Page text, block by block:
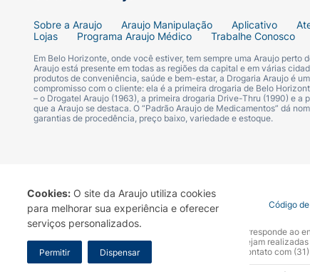
Cookies: O site da Araujo utiliza cookies
para melhorar sua experiência e oferecer
serviços personalizados.
Permitir Dispensar
Sobre a Araujo Araujo Manipulação Aplicativo
Lojas
Programa Araujo Médico Trabalhe Conosco
Em Belo Horizonte, onde você estiver, tem sempre uma Araujo
Araujo está presente em todas as regiões da capital e em várias
produtos de conveniência, saúde e bem-estar, a Drogaria Araujo é
compromisso com o cliente: ela é a primeira drogaria de Belo
– o Drogatel Araujo (1963), a primeira drogaria Drive-Thru (1990) e
que a Araujo se destaca. O “Padrão Araujo de Medicamentos” dá
garantias de procedência, preço baixo, variedade e estoque.
Termo de Uso Portal da Privacidade Covid-19 Código
A Drogaria Araujo S/A informa que o seu site oficial corresponde
marca. Para sua segurança recomendamos que não sejam
Araujo S.A. Em caso de dúvidas, gentileza entrar em contato com